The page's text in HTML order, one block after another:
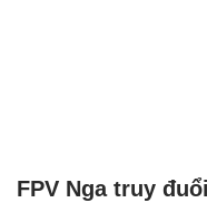
FPV Nga truy